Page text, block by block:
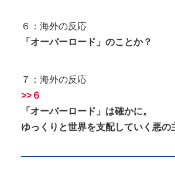
６：海外の反応
「オーバーロード」のことか？
７：海外の反応
>>６
「オーバーロード」は確かに。
ゆっくりと世界を支配していく悪の